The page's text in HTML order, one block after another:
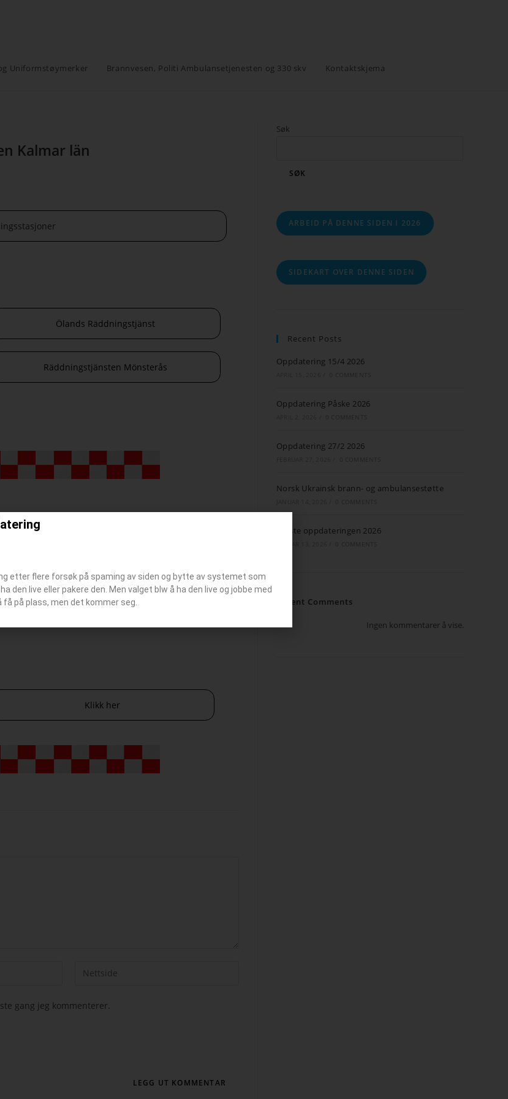
Uniformstøymerker Brannvesen, Politi Ambulansetjenesten og 330 skv Kontaktskjema
Kalmar län
Ölands Räddningstjänst
Räddningstjänsten Mönsterås
Klikk her
gang jeg kommenterer.
Søk
SØK
ARBEID PÅ DENNE SIDEN I 2026
SIDEKART OVER DENNE SIDEN
Recent Posts
Oppdatering 15/4 2026
Oppdatering Påske 2026
Oppdatering 27/2 2026
Norsk Ukrainsk brann- og ambulansestøtte
Første oppdateringen 2026
Recent Comments
Ingen kommentarer å vise.
etter flere forsøk på spaming av siden og bytte av systemet som
den live eller pakere den. Men valget blw å ha den live og jobbe med
få på plass, men det kommer seg.